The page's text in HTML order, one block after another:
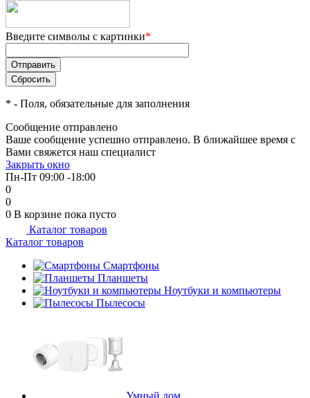
Введите символы с картинки*
* - Поля, обязательные для заполнения
Сообщение отправлено
Ваше сообщение успешно отправлено. В ближайшее время с
Вами свяжется наш специалист
Закрыть окно
Пн-Пт 09:00 -18:00
0
0
0 В корзине пока пусто
Каталог товаров
Каталог товаров
Смартфоны
Планшеты
Ноутбуки и компьютеры
Пылесосы
Умный дом